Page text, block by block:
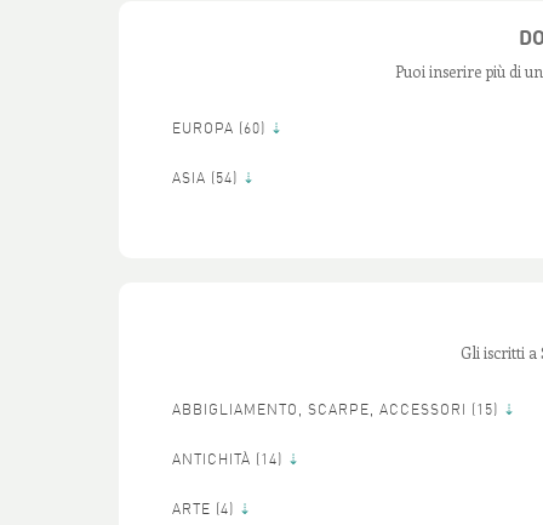
Puoi inserire più di
EUROPA ( 60)
ASIA ( 54)
Gli iscritti a
ABBIGLIAMENTO, SCARPE, ACCESSORI ( 15)
ANTICHITÀ ( 14)
ARTE ( 4)